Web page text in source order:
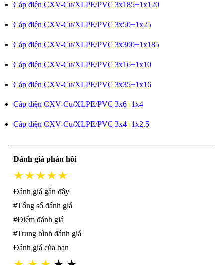
Cáp điện CXV-Cu/XLPE/PVC 3x185+1x120
Cáp điện CXV-Cu/XLPE/PVC 3x50+1x25
Cáp điện CXV-Cu/XLPE/PVC 3x300+1x185
Cáp điện CXV-Cu/XLPE/PVC 3x16+1x10
Cáp điện CXV-Cu/XLPE/PVC 3x35+1x16
Cáp điện CXV-Cu/XLPE/PVC 3x6+1x4
Cáp điện CXV-Cu/XLPE/PVC 3x4+1x2.5
Đánh giá phản hồi
★★★★★
Đánh giá gần đây
#Tổng số đánh giá
#Điểm đánh giá
#Trung bình đánh giá
Đánh giá của bạn